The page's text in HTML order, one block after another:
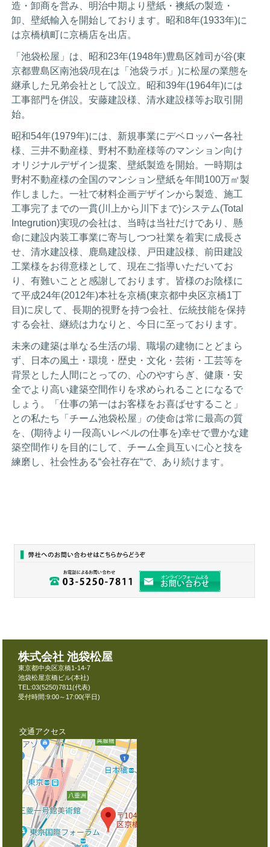
造・卸商を営み、明治中期より壁紙・襖紙の製造・
卸、壁紙輸入を開始しております。昭和8年(1933年)に
は京橋槙町に京橋店を出店。
「池袋松屋」は、昭和23年(1948年)豊島区雑司が谷(東
京都豊島区南池袋/現在は「池袋ラボ」)に松屋の業態を
継承した兄弟会社として設立。昭和39年(1964年)には
工事部門を併設。安藤建設様、清水建設様等お取引開
始。
昭和54年(1979年)には、新規事業にデベロッパー各社
様、三井不動産様、野村不動産様等のマンション向け
オリジナルデザイン提案、壁紙製造を開始。一時期は
野村不動産様の全国のマンション壁紙を年間100万㎡製
作しました。一社で材料企画デザインから製造、施工
工事完了までの一貫(川上から川下まで)システム(Total
Integrution)実現の会社は、当時は当社だけであり、懸
命に建設内装工事業に寄与しつつ社業を着実に成長さ
せ、清水建設様、鹿島建設様、戸田建設様、前田建設
工業様をお得意様として、現在ご指導いただいてお
り、有難いことと感謝しております。皆様のお陰様に
て平成24年(2012年)本社を京橋(東京都中央区京橋1丁
目)に戻して、長期的視野を持つ会社、伝統技能を保持
する会社、継続は力なりと、今日に至っております。
未来の建築は単なる生活の場、職場の建物にとどまら
ず、日本の風土・環境・歴史・文化・芸術・工芸等を
背景とした人間にとっての、心のやすらぎ、健康・安
全でより高い建築空間作りを求められることになるで
しょう。「仕事の第一はお客様をお喜ばせすること」
との私たち「チーム池袋松屋」の使命は常に最高の質
を、(期待より一段高いレベルの仕事を)幸せで豊かな建
築空間作りを目的にして、チーム全員互いに心と技を
練磨し、社会性ある“会社存在“で、あり続けます。
株式会社 池袋松屋
東京都中央区京橋1-14-7
池袋松屋京橋ビル(本社)
TEL:03(5250)7811(代表)
受付時間:9:00～17:00(平日)
交通アクセス